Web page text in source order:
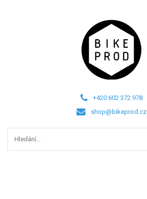
+420 602 372 978
shop@bikeprod.cz